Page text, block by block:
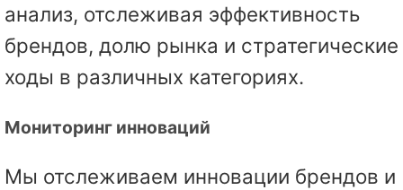
анализ, отслеживая эффективность
брендов, долю рынка и стратегические
ходы в различных категориях.
Мониторинг инноваций
Мы отслеживаем инновации брендов и